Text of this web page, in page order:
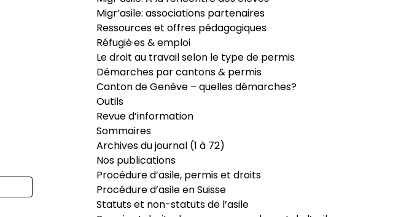
Migr’asile: associations partenaires
Ressources et offres pédagogiques
Réfugié·es & emploi
Le droit au travail selon le type de permis
Démarches par cantons & permis
Canton de Genève – quelles démarches?
Outils
Revue d’information
Sommaires
Archives du journal (1 à 72)
Nos publications
Procédure d’asile, permis et droits
Procédure d’asile en Suisse
Statuts et non-statuts de l’asile